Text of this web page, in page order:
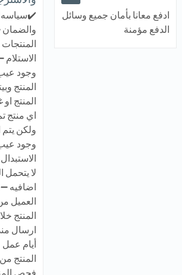
ادفع معانا بأمان جميع وسائل
الدفع مؤمنة
✔️سياسه
الاستلام
وجود
المنتج
المنتج
اي منتج
ولكن يتم
وجود
لا
اضافيه
العميل
أيام عمل
المنتج